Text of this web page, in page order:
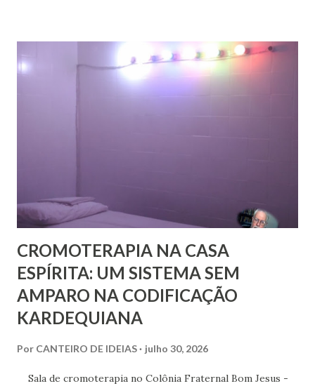
Pestalozzi a Rivail ou vice-versa. Pestalozzi sonhava
implantar seu método na França, a ponto de ter tido uma
entrevista com o próprio Napoleão Bonaparte, que aliás se
e amoroso, não era de ...
CROMOTERAPIA NA CASA
ESPÍRITA: UM SISTEMA SEM
AMPARO NA CODIFICAÇÃO
KARDEQUIANA
Por CANTEIRO DE IDEIAS julho 30, 2026
Sala de cromoterapia no Colônia Fraternal Bom Jesus -